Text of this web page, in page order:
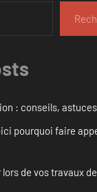
: conseils,
pourquoi faire
de vos travaux